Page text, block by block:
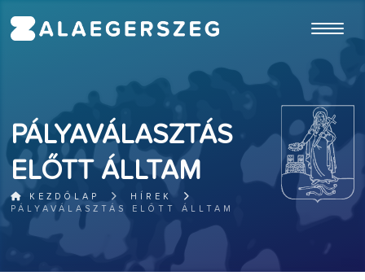
PÁLYAVÁLASZTÁS
ELŐTT ÁLLTAM
KEZDŐLAP
HÍREK
PÁLYAVÁLASZTÁS ELŐTT ÁLLTAM